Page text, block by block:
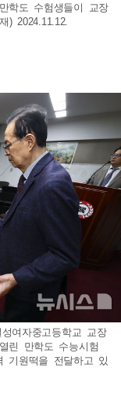
학도 수험생들이 교장
) 2024.11.12.
여자중고등학교 교장
린 만학도 수능시험
기원떡을 전달하고 있